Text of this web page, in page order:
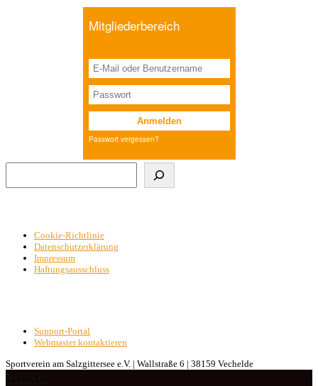
Cookie-Richtlinie
Datenschutzerklärung
Impressum
Haftungsausschluss
Support-Portal
Webmaster kontaktieren
Sportverein am Salzgittersee e.V. | Wallstraße 6 | 38159 Vechelde